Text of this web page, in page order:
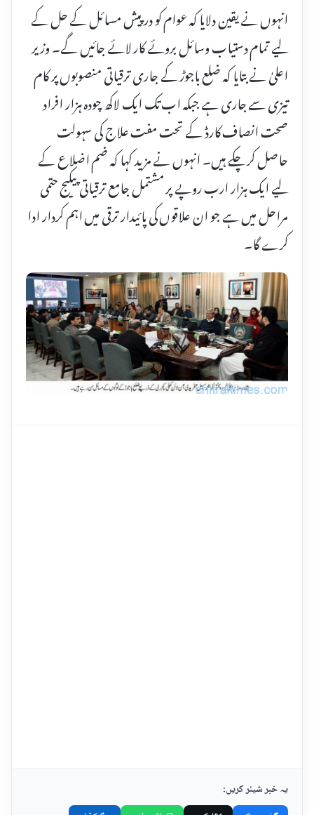
انہوں نے یقین دلایا کہ عوام کو درپیش مسائل کے حل کے
لیے تمام دستیاب وسائل بروئے کار لائے جائیں گے۔ وزیر
اعلیٰ نے بتایا کہ ضلع باجوڑ کے جاری ترقیاتی منصوبوں پر کام
تیزی سے جاری ہے جبکہ اب تک ایک لاکھ چودہ ہزار افراد
صحت انصاف کارڈ کے تحت مفت علاج کی سہولت
حاصل کر چکے ہیں۔ انہوں نے مزید کہا کہ ضم اضلاع کے
لیے ایک ہزار ارب روپے پر مشتمل جامع ترقیاتی پیکیج حتمی
مراحل میں ہے جو ان علاقوں کی پائیدار ترقی میں اہم کردار ادا
کرے گا۔
یہ خبر شیئر کریں: